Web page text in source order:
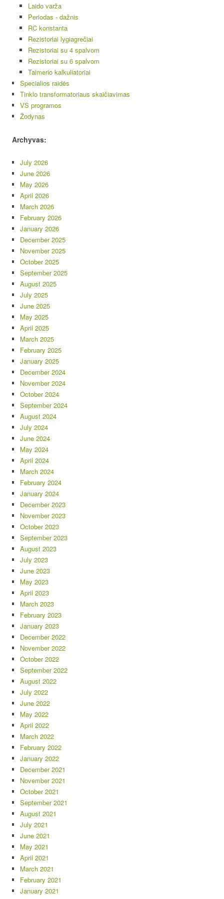
Laido varža
Periodas - dažnis
RC konstanta
Rezistoriai lygiagrečiai
Rezistoriai su 4 spalvom
Rezistoriai su 6 spalvom
Taimerio kalkuliatoriai
Specialios raidės
Tinklo transformatoriaus skaičiavimas
VS programos
Žodynas
Archyvas:
July 2026
June 2026
May 2026
April 2026
March 2026
February 2026
January 2026
December 2025
November 2025
October 2025
September 2025
August 2025
July 2025
June 2025
May 2025
April 2025
March 2025
February 2025
January 2025
December 2024
November 2024
October 2024
September 2024
August 2024
July 2024
June 2024
May 2024
April 2024
March 2024
February 2024
January 2024
December 2023
November 2023
October 2023
September 2023
August 2023
July 2023
June 2023
May 2023
April 2023
March 2023
February 2023
January 2023
December 2022
November 2022
October 2022
September 2022
August 2022
July 2022
June 2022
May 2022
April 2022
March 2022
February 2022
January 2022
December 2021
November 2021
October 2021
September 2021
August 2021
July 2021
June 2021
May 2021
April 2021
March 2021
February 2021
January 2021